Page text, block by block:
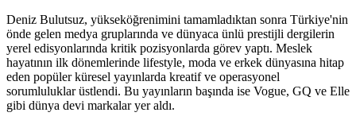
Deniz Bulutsuz, yükseköğrenimini tamamladıktan sonra Türkiye'nin
önde gelen medya gruplarında ve dünyaca ünlü prestijli dergilerin
yerel edisyonlarında kritik pozisyonlarda görev yaptı. Meslek
hayatının ilk dönemlerinde lifestyle, moda ve erkek dünyasına hitap
eden popüler küresel yayınlarda kreatif ve operasyonel
sorumluluklar üstlendi. Bu yayınların başında ise Vogue, GQ ve Elle
gibi dünya devi markalar yer aldı.